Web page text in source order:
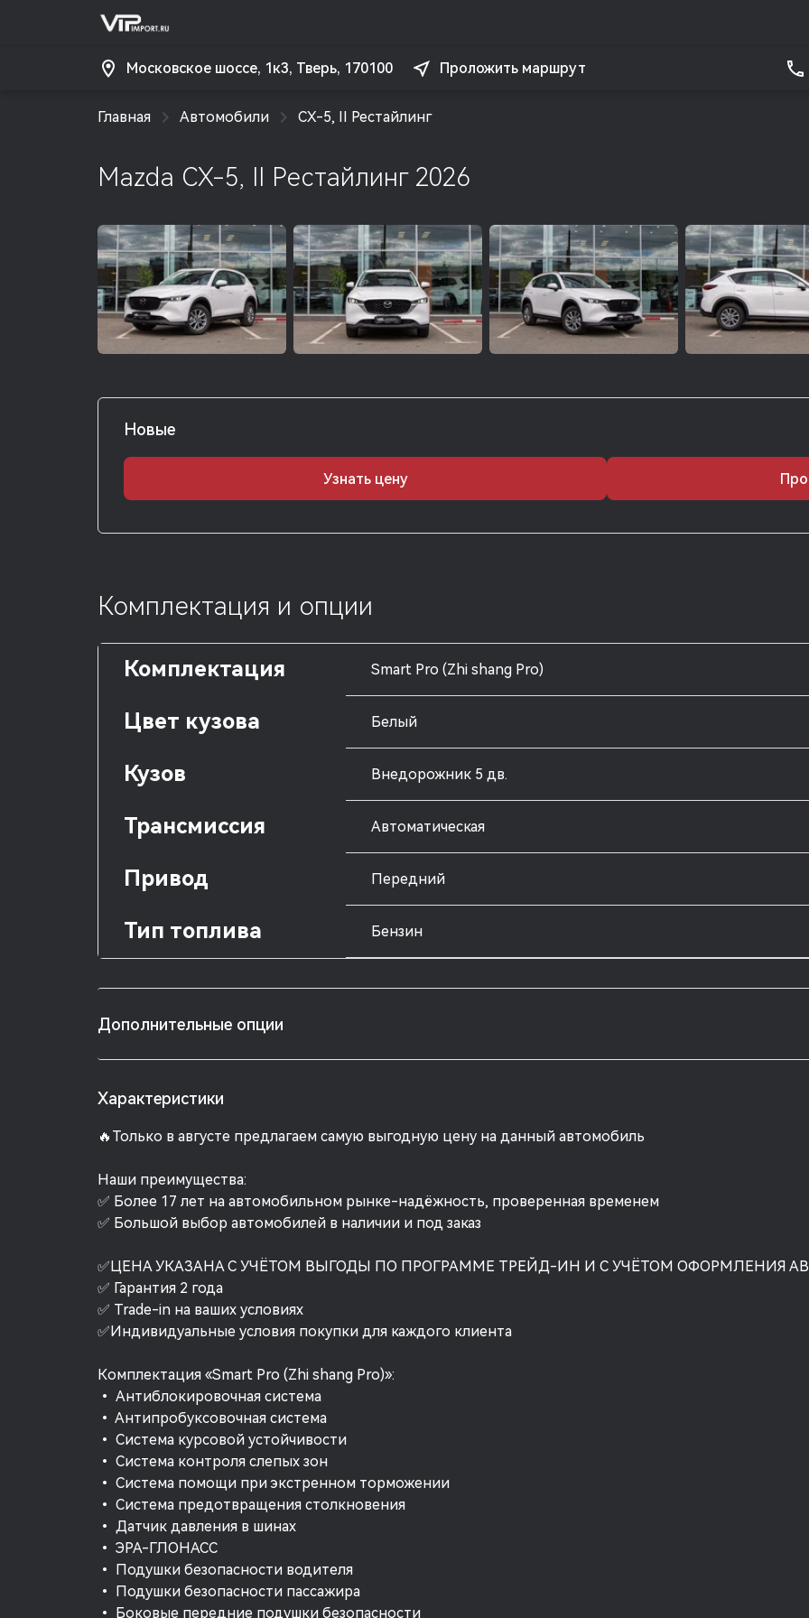
Московское шоссе, 1к3, Тверь, 170100 Проложить маршрут
Главная Автомобили CX-5, II Рестайлинг
Mazda CX-5, II Рестайлинг 2026
Новые
Узнать цену
Комплектация и опции
Комплектация Smart Pro (Zhi shang Pro)
Цвет кузова Белый
Кузов Внедорожник 5 дв.
Трансмиссия Автоматическая
Привод Передний
Тип топлива Бензин
Дополнительные опции
Характеристики
🔥Только в августе предлагаем самую выгодную цену на данный автомобиль
Наши преимущества:
✅ Более 17 лет на автомобильном рынке-надёжность, проверенная временем
✅ Большой выбор автомобилей в наличии и под заказ
✅ЦЕНА УКАЗАНА С УЧЁТОМ ВЫГОДЫ ПО ПРОГРАММЕ ТРЕЙД-ИН И С УЧЁТОМ ОФОРМЛЕНИЯ
✅ Гарантия 2 года
✅ Trade-in на ваших условиях
✅Индивидуальные условия покупки для каждого клиента
Комплектация «Smart Pro (Zhi shang Pro)»:
• Антиблокировочная система
• Антипробуксовочная система
• Система курсовой устойчивости
• Система контроля слепых зон
• Система помощи при экстренном торможении
• Система предотвращения столкновения
• Датчик давления в шинах
• ЭРА-ГЛОНАСС
• Подушки безопасности водителя
• Подушки безопасности пассажира
• Боковые передние подушки безопасности